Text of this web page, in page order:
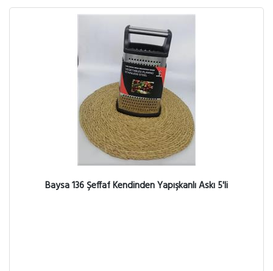
Baysa 136 Şeffaf Kendinden Yapışkanlı Askı 5'li